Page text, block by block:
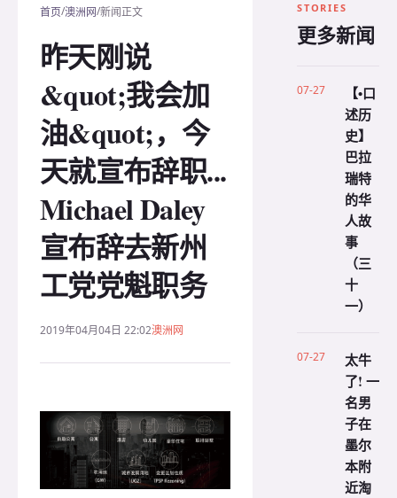
首页/澳洲网/新闻正文
昨天刚说
&quot;我会加
油&quot;，今
天就宣布辞职...
Michael Daley
宣布辞去新州
工党党魁职务
2019年04月04日 22:02澳洲网
STORIES
更多新闻
07-27
【•口
述历
史】
巴拉
瑞特
的华
人故
事
（三
十
一）
07-27
太牛
了! 一
名男
子在
墨尔
本附
近淘